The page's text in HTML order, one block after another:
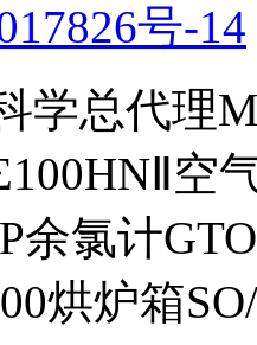
号-14
学总代理
空
余氯计
烘炉箱